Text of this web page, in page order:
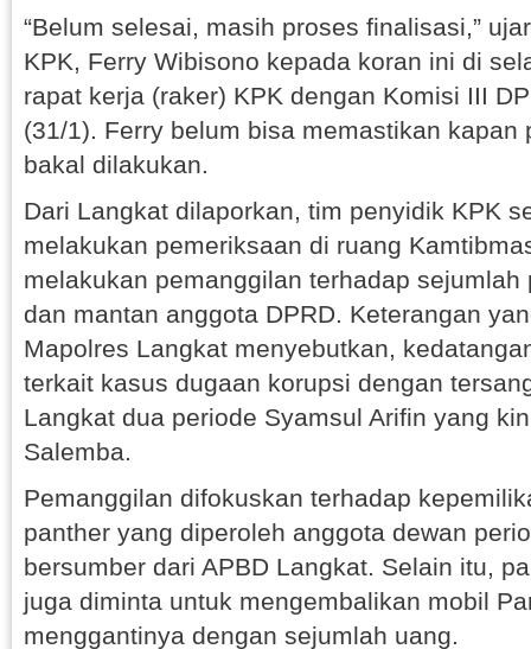
“Belum selesai, masih proses finalisasi,”
KPK, Ferry Wibisono kepada koran ini di
rapat kerja (raker) KPK dengan Komisi III
(31/1). Ferry belum bisa memastikan kapan
bakal dilakukan.
Dari Langkat dilaporkan, tim penyidik KPK
melakukan pemeriksaan di ruang
melakukan pemanggilan terhadap
dan mantan anggota DPRD. Keterangan
Mapolres Langkat menyebutkan,
terkait kasus dugaan korupsi dengan
Langkat dua periode Syamsul Arifin yang
Salemba.
Pemanggilan difokuskan terhadap
panther yang diperoleh anggota dewan
bersumber dari APBD Langkat. Selain itu,
juga diminta untuk mengembalikan mobil
menggantinya dengan sejumlah uang.